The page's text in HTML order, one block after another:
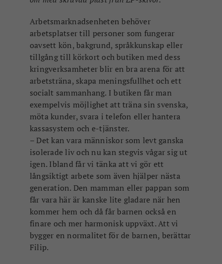
Arbetsmarknadsenheten behöver
arbetsplatser till personer som fungerar
oavsett kön, bakgrund, språkkunskap eller
tillgång till körkort och butiken med dess
kringverksamheter blir en bra arena för att
arbetsträna, skapa meningsfullhet och ett
socialt sammanhang. I butiken får man
exempelvis möjlighet att träna sin svenska,
möta kunder, svara i telefon eller hantera
kassasystem och e-tjänster.
– Det kan vara människor som levt ganska
isolerade liv och nu kan stegvis vågar sig ut
igen. Ibland får vi tänka att vi gör ett
långsiktigt arbete som även hjälper nästa
generation. Den mamman eller pappan som
får vara här är kanske lite gladare när hen
kommer hem och då får barnen också en
finare och mer harmonisk uppväxt. Att vi
bygger en normalitet för de barnen, berättar
Filip.